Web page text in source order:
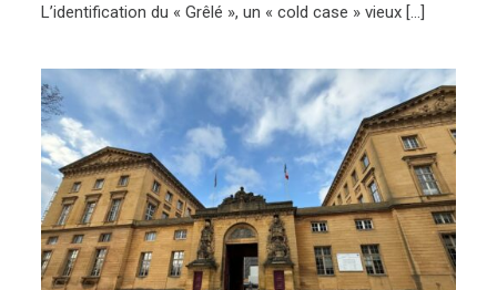
L’identification du « Grêlé », un « cold case » vieux […]